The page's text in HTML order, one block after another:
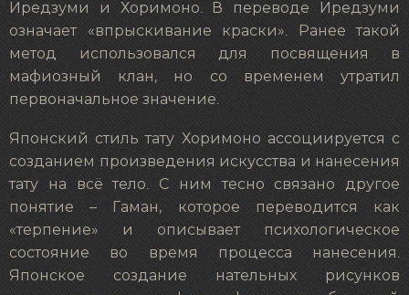
Иредзуми и Хоримоно. В переводе Иредзуми
означает «впрыскивание краски». Ранее такой
метод использовался для посвящения в
мафиозный клан, но со временем утратил
первоначальное значение.
Японский стиль тату Хоримоно ассоциируется с
созданием произведения искусства и нанесения
тату на всё тело. С ним тесно связано другое
понятие – Гаман, которое переводится как
«терпение» и описывает психологическое
состояние во время процесса нанесения.
Японское создание нательных рисунков